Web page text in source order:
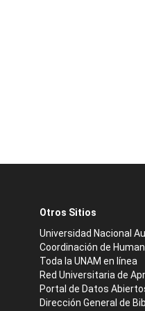
Otros Sitios
Universidad Nacional
Coordinación de
Toda la UNAM en línea
Red Universitaria de
Portal de Datos
Dirección General de